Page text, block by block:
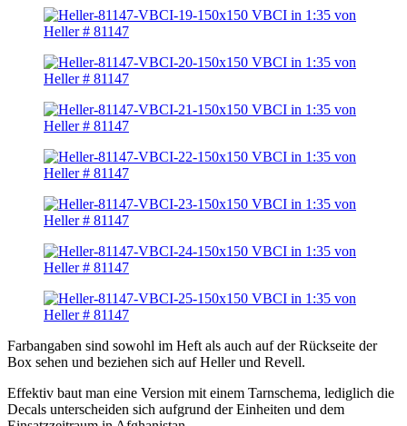
Farbangaben sind sowohl im Heft als auch auf der Rückseite der
Box sehen und beziehen sich auf Heller und Revell.
Effektiv baut man eine Version mit einem Tarnschema, lediglich die
Decals unterscheiden sich aufgrund der Einheiten und dem